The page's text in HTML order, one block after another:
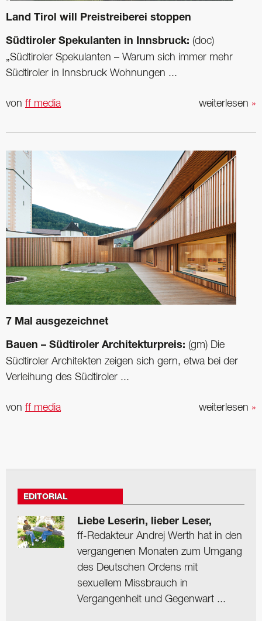
Land Tirol will Preistreiberei stoppen
Südtiroler Spekulanten in Innsbruck: (doc)
„Südtiroler Spekulanten – Warum sich immer mehr
Südtiroler in Innsbruck Wohnungen ...
weiterlesen »
von ff media
7 Mal ausgezeichnet
Bauen – Südtiroler Architekturpreis: (gm) Die
Südtiroler Architekten zeigen sich gern, etwa bei der
Verleihung des Südtiroler ...
weiterlesen »
von ff media
EDITORIAL
Liebe Leserin, lieber Leser,
ff-Redakteur Andrej Werth hat in den
vergangenen Monaten zum Umgang
des Deutschen Ordens mit
sexuellem Missbrauch in
Vergangenheit und Gegenwart ...